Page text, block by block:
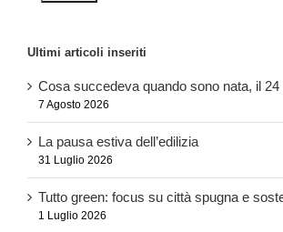
Ultimi articoli inseriti
Cosa succedeva quando sono nata, il
7 Agosto 2026
La pausa estiva dell’edilizia
31 Luglio 2026
Tutto green: focus su città spugna e
1 Luglio 2026